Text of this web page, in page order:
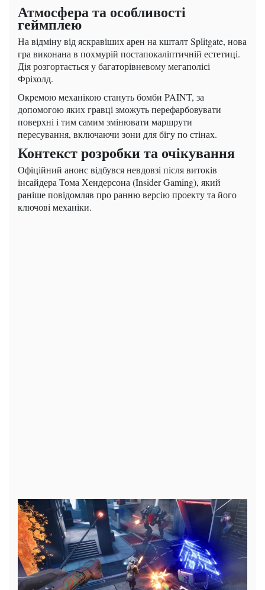
Атмосфера та особливості
геймплею
На відміну від яскравіших арен на кшталт Splitgate, нова
гра виконана в похмурій постапокаліптичній естетиці.
Дія розгортається у багаторівневому мегаполісі
Фріхолд.
Окремою механікою стануть бомби PAINT, за
допомогою яких гравці зможуть перефарбовувати
поверхні і тим самим змінювати маршрути
пересування, включаючи зони для бігу по стінах.
Контекст розробки та очікування
Офіційний анонс відбувся невдовзі після витоків
інсайдера Тома Хендерсона (Insider Gaming), який
раніше повідомляв про ранню версію проекту та його
ключові механіки.